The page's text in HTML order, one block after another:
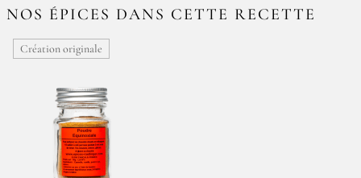
NOS ÉPICES DANS CETTE RECETTE
Création originale